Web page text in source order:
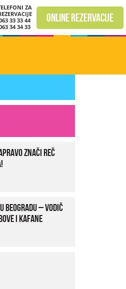
ZA
33 33 44
34 34 33
online rezervacije
znači reč
Beogradu – vodič
i kafane